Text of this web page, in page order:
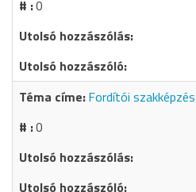
0
Fordítói szakképzés
0